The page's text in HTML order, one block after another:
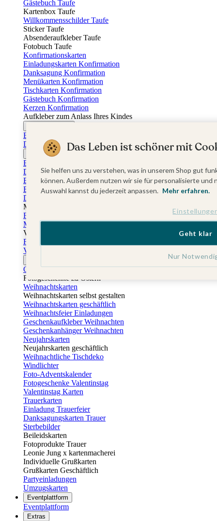
Gästebuch Taufe
Kartenbox Taufe
Willkommensschilder Taufe
Sticker Taufe
Absenderaufkleber Taufe
Fotobuch Taufe
Konfirmationskarten
Einladungskarten Konfirmation
Danksagung Konfirmation
Menükarten Konfirmation
Tischkarten Konfirmation
Gästebuch Konfirmation
Kerzen Konfirmation
Aufkleber zum Anlass Ihres Kindes
Einladungskarten Firmung
Dankeskarten Firmung
Jugendweihekarten
Einladungskarten Jugendweihe
Dankeskarten Jugendweihe
Einschulungskarten
Einladungskarten Einschulung
Danksagung Einschulung
Muttertag
Fotogeschenke Muttertag
Muttertagskarten
Vatertag
Fotogeschenke Vatertag
Vatertagskarten
Osterkarten
Fotogeschenke zu Ostern
Weihnachtskarten
Weihnachtskarten selbst gestalten
Weihnachtskarten geschäftlich
Weihnachtsfeier Einladungen
Geschenkaufkleber Weihnachten
Geschenkanhänger Weihnachten
Neujahrskarten
Neujahrskarten geschäftlich
Weihnachtliche Tischdeko
Windlichter
Foto-Adventskalender
Fotogeschenke Valentinstag
Valentinstag Karten
Trauerkarten
Einladung Trauerfeier
Danksagungskarten Trauer
Sterbebilder
Beileidskarten
Fotoprodukte Trauer
Leonie Jung x kartenmacherei
Individuelle Grußkarten
Grußkarten Geschäftlich
Partyeinladungen
Umzugskarten
Eventplattform
Eventplattform
Extras
Das Leben ist schöner mit
Sie helfen uns zu verstehen, was in unserem Shop gut
können. Außerdem nutzen wir sie für personalisierte
Auswahl kannst du jederzeit anpassen. Mehr erfahren.
Nur
Geht klar